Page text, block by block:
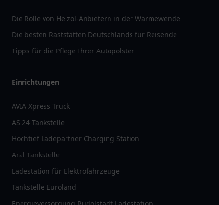
Die Rolle von Heizöl-Anbietern in der Wärmewende
Die besten Raststätten Deutschlands für Reisende
Tipps für die Pflege Ihrer Autopolster
Einrichtungen
AVIA Xpress Truck
AS 24 Tankstelle
Hochtief Ladepartner Charging Station
Aral Tankstelle
Ladestation für Elektrofahrzeuge
Tankstelle Euroland